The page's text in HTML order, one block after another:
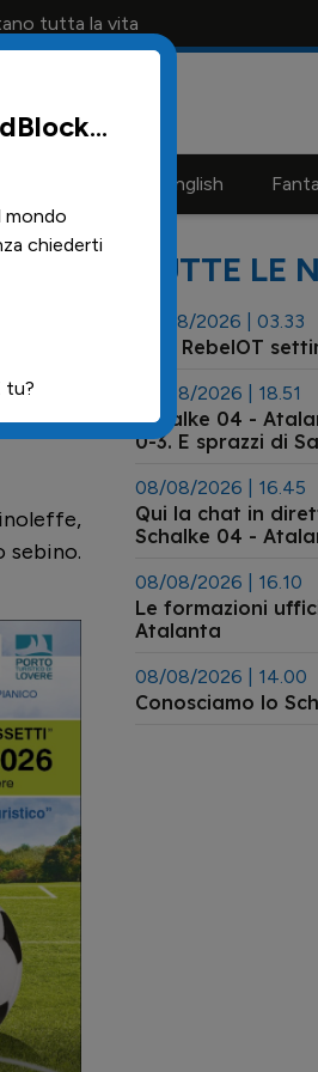
tutta la vita
News in english
sebino.
TUTTE LE
03/08/2026 | 03.33
😎😎 RebelOT
08/08/2026 | 18.51
Schalke 04 -
0-3. E sprazzi di
08/08/2026 | 16.45
Qui la chat in
Schalke 04 -
08/08/2026 | 16.10
Le formazioni
Atalanta
08/08/2026 | 14.00
Conosciamo lo
...
mondo
chiederti
tu?